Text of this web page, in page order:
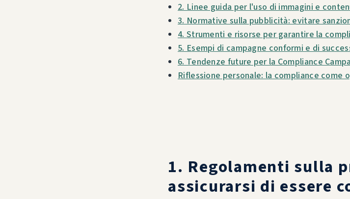
2. Linee guida per l'uso di immagini e
3. Normative sulla pubblicità: evitare
4. Strumenti e risorse per garantire la
5. Esempi di campagne conformi e di
6. Tendenze future per la Compliance
Riflessione personale: la compliance come
1. Regolamenti sulla
assicurarsi di essere